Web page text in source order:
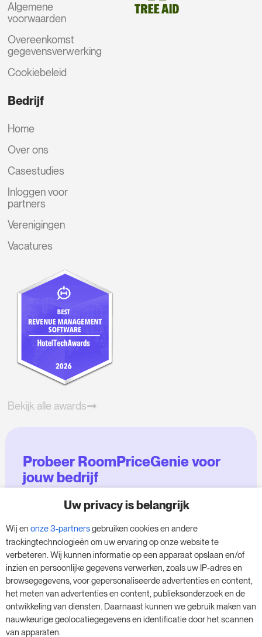
Algemene
voorwaarden
Overeenkomst
gegevensverwerking
Cookiebeleid
Bedrijf
Home
Over ons
Casestudies
Inloggen voor
partners
Verenigingen
Vacatures
Bekijk alle awards
Probeer RoomPriceGenie voor
jouw bedrijf
Maak gebruik van onze 14-daagse proefversie
en geef je bedrijf een boost - zonder
verplichtingen.
Boek een afspraak om je gratis proefperiode
van 14 dagen te starten.
Start je gratis proefperiode
Uw privacy is belangrijk
Wij en onze 3-partnersgebruiken cookies en andere
trackingtechnologieën om uw ervaring op onze website te
verbeteren. Wij kunnen informatie op een apparaat opslaan en/of
inzien en persoonlijke gegevens verwerken, zoals uw IP-adres en
browsegegevens, voor gepersonaliseerde advertenties en content,
het meten van advertenties en content, publieksonderzoek en de
ontwikkeling van diensten. Daarnaast kunnen we gebruik maken van
nauwkeurige geolocatiegegevens en identificatie door het scannen
van apparaten.